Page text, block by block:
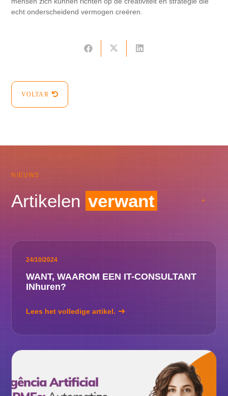
echt onderscheidend vermogen creëren.
VOLTAR
NIEUWS
Artikelen verwant
24/10/2024
WANT, WAAROM EEN IT-CONSULTANT
INhuren?
Lees het volledige artikel.